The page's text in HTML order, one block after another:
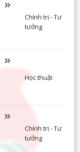
Chính trị - Tư
tưởng
Học thuật
Chính trị - Tư
tưởng